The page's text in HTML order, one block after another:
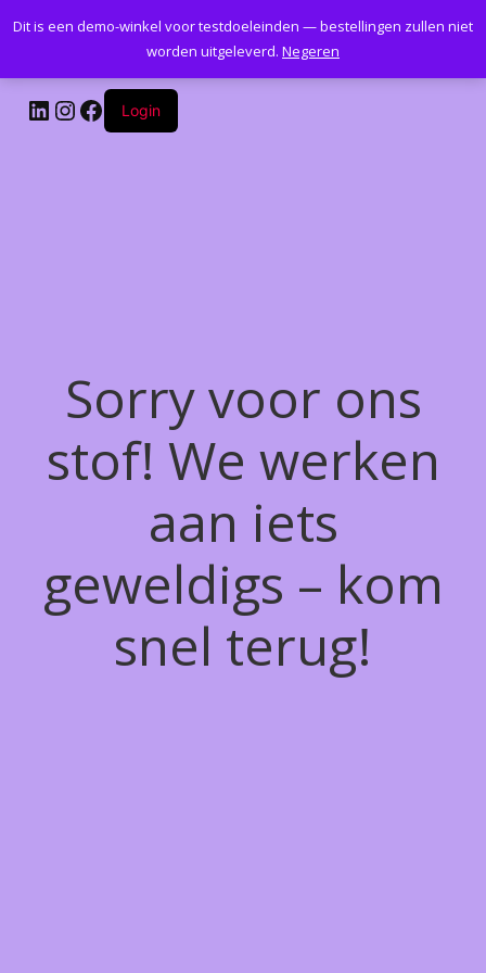
Kantoormeubelenplus.com
LinkedIn
Instagram
Facebook
Login
Sorry voor ons
stof! We werken
aan iets
geweldigs – kom
snel terug!
Dit is een demo-winkel voor testdoeleinden — bestellingen zullen niet
worden uitgeleverd. Negeren